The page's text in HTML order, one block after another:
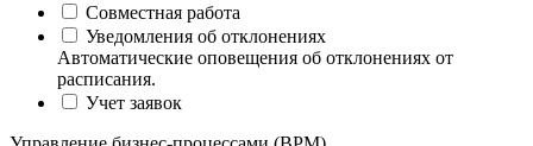
Совместная работа
Уведомления об отклонениях
Автоматические оповещения об отклонениях от
расписания.
Учет заявок